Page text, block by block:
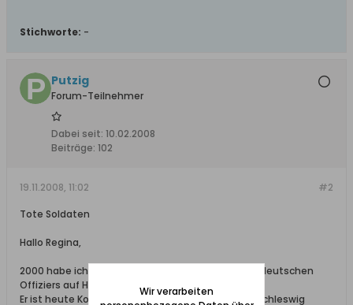
Stichworte: -
Putzig
Forum-Teilnehmer
Dabei seit: 10.02.2008
Beiträge: 102
#2
19.11.2008, 11:02
Tote Soldaten
Hallo Regina,
2000 habe ich zufällig den Enkelsohn des letzten deutschen
Offiziers auf Hel kennen gelernt.
Er ist heute Komandant der deutschen Fregatte Schleswig
Wir verarbeiten